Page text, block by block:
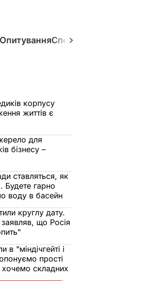
ОпитуванняСпецпроєкти
корпусу
життів є
для
бізнесу –
ставляться, як
Будете гарно
воду в басейн
круглу дату.
що Росія
в "міндічгейті і
прості
хочемо складних